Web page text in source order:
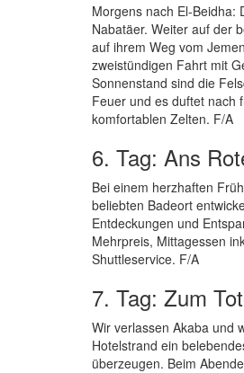
Morgens nach El-Beidha:
Nabatäer. Weiter auf der
auf ihrem Weg vom
zweistündigen Fahrt mit
Sonnenstand sind die
Feuer und es duftet nach
komfortablen Zelten. F/A
6. Tag: Ans
Bei einem herzhaften
beliebten Badeort
Entdeckungen und
Mehrpreis, Mittagessen
Shuttleservice. F/A
7. Tag: Zum
Wir verlassen Akaba und
Hotelstrand ein
überzeugen. Beim